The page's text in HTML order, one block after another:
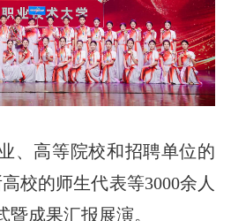
、高等院校和招聘单位的
校的师生代表等3000余人
成果汇报展演。